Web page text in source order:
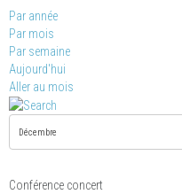
Par année
Par mois
Par semaine
Aujourd'hui
Aller au mois
Conférence concert